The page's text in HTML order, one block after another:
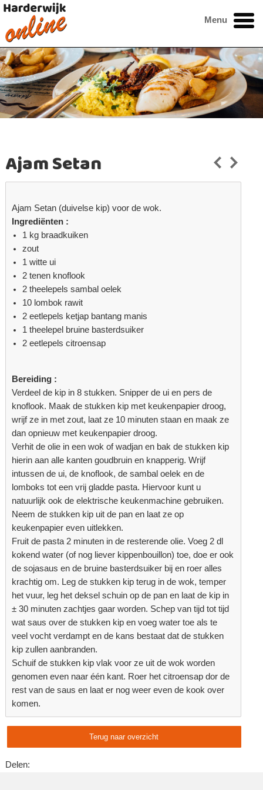
Menu
Ajam Setan
Ajam Setan (duivelse kip) voor de wok.
Ingrediënten :
1 kg braadkuiken
zout
1 witte ui
2 tenen knoflook
2 theelepels sambal oelek
10 lombok rawit
2 eetlepels ketjap bantang manis
1 theelepel bruine basterdsuiker
2 eetlepels citroensap
Bereiding :
Verdeel de kip in 8 stukken. Snipper de ui en pers de
knoflook. Maak de stukken kip met keukenpapier droog,
wrijf ze in met zout, laat ze 10 minuten staan en maak ze
dan opnieuw met keukenpapier droog.
Verhit de olie in een wok of wadjan en bak de stukken kip
hierin aan alle kanten goudbruin en knapperig. Wrijf
intussen de ui, de knoflook, de sambal oelek en de
lomboks tot een vrij gladde pasta. Hiervoor kunt u
natuurlijk ook de elektrische keukenmachine gebruiken.
Neem de stukken kip uit de pan en laat ze op
keukenpapier even uitlekken.
Fruit de pasta 2 minuten in de resterende olie. Voeg 2 dl
kokend water (of nog liever kippenbouillon) toe, doe er ook
de sojasaus en de bruine basterdsuiker bij en roer alles
krachtig om. Leg de stukken kip terug in de wok, temper
het vuur, leg het deksel schuin op de pan en laat de kip in
± 30 minuten zachtjes gaar worden. Schep van tijd tot tijd
wat saus over de stukken kip en voeg water toe als te
veel vocht verdampt en de kans bestaat dat de stukken
kip zullen aanbranden.
Schuif de stukken kip vlak voor ze uit de wok worden
genomen even naar één kant. Roer het citroensap dor de
rest van de saus en laat er nog weer even de kook over
komen.
Terug naar overzicht
Delen: